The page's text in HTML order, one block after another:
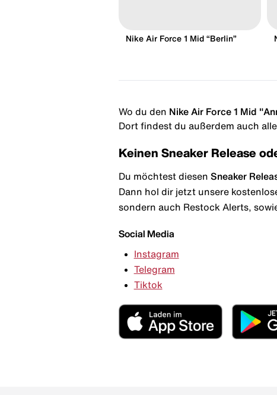
Nike Air Force 1 Mid “Berlin”
Wo du den Nike Air Force 1 Mid
Dort findest du außerdem auch alle
Keinen Sneaker Release
Du möchtest diesen Sneaker
Dann hol dir jetzt unsere
sondern auch Restock Alerts,
Social Media
Instagram
Telegram
Tiktok